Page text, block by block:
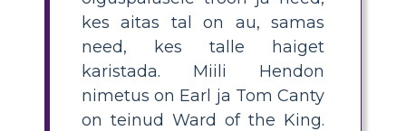
kes aitas tal on au, samas
need, kes talle haiget
karistada. Miili Hendon
nimetus on Earl ja Tom Canty
on teinud Ward of the King.